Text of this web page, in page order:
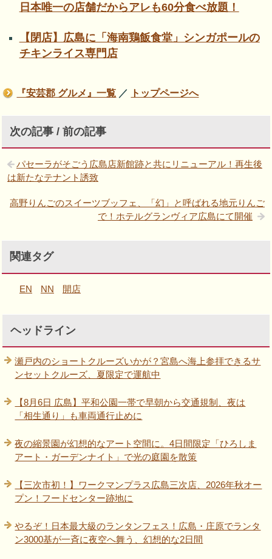
日本唯一の店舗だからアレも60分食べ放題！
【閉店】広島に「海南鶏飯食堂」シンガポールの
チキンライス専門店
『安芸郡 グルメ』一覧 ／ トップページへ
次の記事 / 前の記事
パセーラがそごう広島店新館跡と共にリニューアル！再生後
は新たなテナント誘致
高野りんごのスイーツブッフェ、「幻」と呼ばれる地元りんご
で！ホテルグランヴィア広島にて開催
関連タグ
EN NN 開店
ヘッドライン
瀬戸内のショートクルーズいかが？宮島へ海上参拝できるサ
ンセットクルーズ、夏限定で運航中
【8月6日 広島】平和公園一帯で早朝から交通規制、夜は
「相生通り」も車両通行止めに
夜の縮景園が幻想的なアート空間に。4日間限定「ひろしま
アート・ガーデンナイト」で光の庭園を散策
【三次市初！】ワークマンプラス広島三次店、2026年秋オー
プン！フードセンター跡地に
やるぞ！日本最大級のランタンフェス！広島・庄原でランタ
ン3000基が一斉に夜空へ舞う、幻想的な2日間